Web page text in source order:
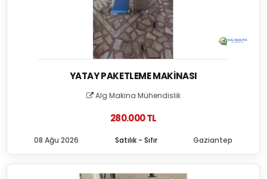
YATAY PAKETLEME MAKINASI
Alg Makina Mühendislik
280.000 TL
Satılık - Sıfır
08 Ağu 2026 Gaziantep